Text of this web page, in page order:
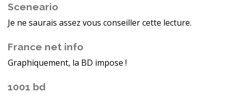
Sceneario
Je ne saurais assez vous conseiller cette lecture.
France net info
Graphiquement, la BD impose !
1001 bd